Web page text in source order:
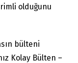
olduğunu
bülteni
Kolay Bülten –